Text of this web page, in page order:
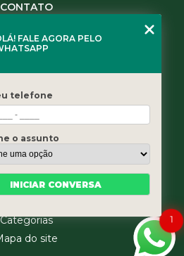
CONTATO
(11) 3461-5871
Home
Quem somos
Serviços
Blog
Categorias
Mapa do site
1
FALE AGORA PELO
telefone
o assunto
INICIAR CONVERSA